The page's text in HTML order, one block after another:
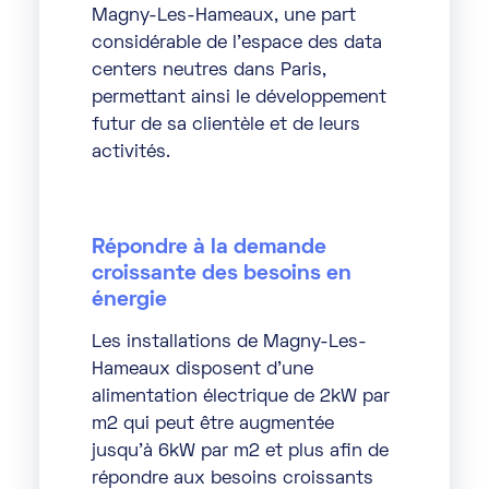
Magny-Les-Hameaux, une part
considérable de l’espace des data
centers neutres dans Paris,
permettant ainsi le développement
futur de sa clientèle et de leurs
activités.
Répondre à la demande
croissante des besoins en
énergie
Les installations de Magny-Les-
Hameaux disposent d’une
alimentation électrique de 2kW par
m2 qui peut être augmentée
jusqu’à 6kW par m2 et plus afin de
répondre aux besoins croissants